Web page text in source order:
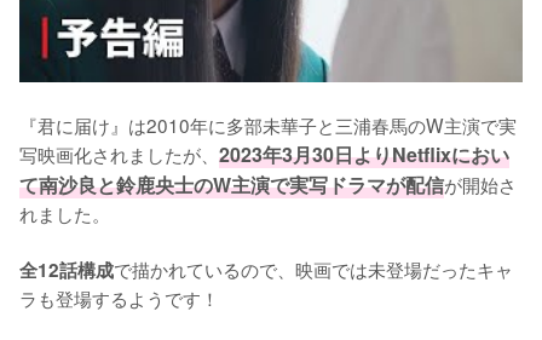
『君に届け』は2010年に多部未華子と三浦春馬のW主演で実
写映画化されましたが、 2023年3月30日よりNetflixにおい
て南沙良と鈴鹿央士のW主演で実写ドラマが配信が開始さ
れました。
全12話構成で描かれているので、映画では未登場だったキャ
ラも登場するようです！